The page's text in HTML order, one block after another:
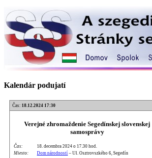
Kalendár podujatí
Čas: 18.12.2024 17:30
Verejné zhromaždenie Segedínskej slovenskej
samosprávy
Čas:
18. decembra 2024 o 17.30 hod.
Miesto:
Dom národností – Ul. Osztrovszkého 6, Segedín